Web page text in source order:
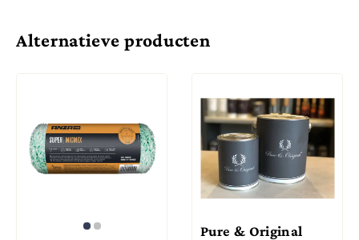
Alternatieve producten
Pure & Original